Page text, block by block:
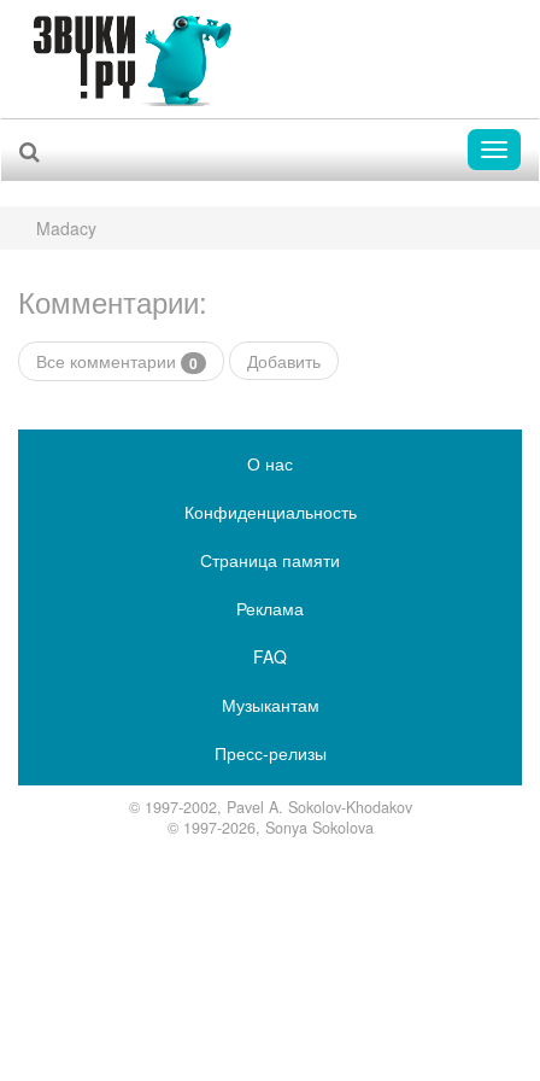
Madacy
Комментарии:
Все комментарии 0 Добавить
О нас
Конфиденциальность
Страница памяти
Реклама
FAQ
Музыкантам
Пресс-релизы
© 1997-2002, Pavel A. Sokolov-Khodakov
© 1997-2026, Sonya Sokolova